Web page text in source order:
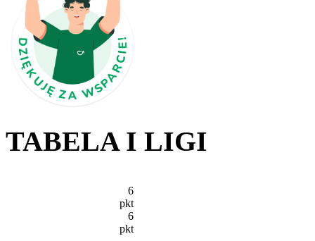
TABELA I LIGI
6
pkt
6
pkt